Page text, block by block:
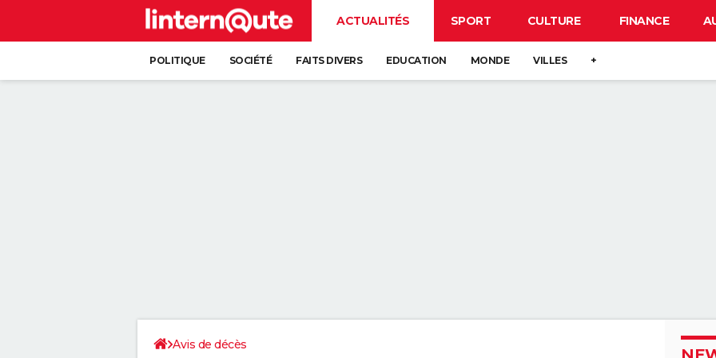
ACTUALITÉS SPORT CULTURE FINANCE
POLITIQUE SOCIÉTÉ FAITS DIVERS EDUCATION MONDE VILLES +
Avis de décès